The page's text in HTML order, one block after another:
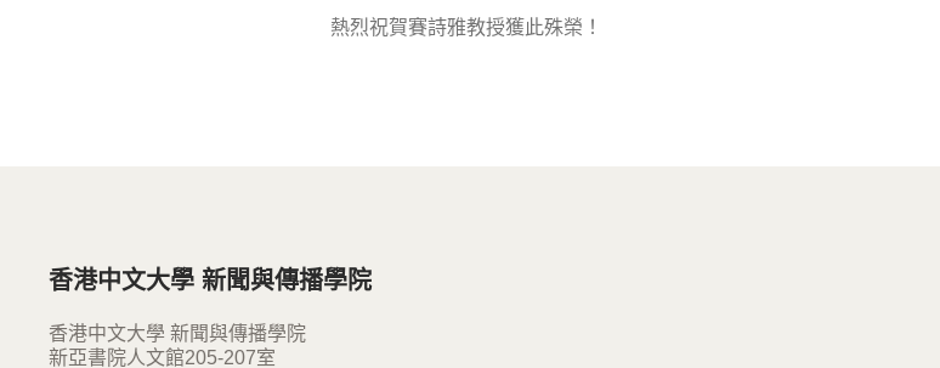
熱烈祝賀賽詩雅教授獲此殊榮！
香港中文大學 新聞與傳播學院
香港中文大學 新聞與傳播學院
新亞書院人文館205-207室